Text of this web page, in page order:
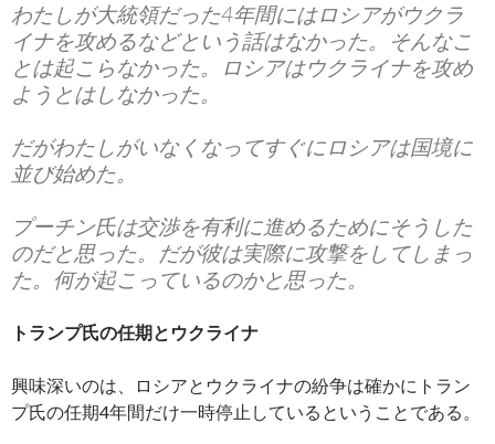
わたしが大統領だった4年間にはロシアがウクラ
イナを攻めるなどという話はなかった。そんなこ
とは起こらなかった。ロシアはウクライナを攻め
ようとはしなかった。
だがわたしがいなくなってすぐにロシアは国境に
並び始めた。
プーチン氏は交渉を有利に進めるためにそうした
のだと思った。だが彼は実際に攻撃をしてしまっ
た。何が起こっているのかと思った。
トランプ氏の任期とウクライナ
興味深いのは、ロシアとウクライナの紛争は確かにトラン
プ氏の任期4年間だけ一時停止しているということである。